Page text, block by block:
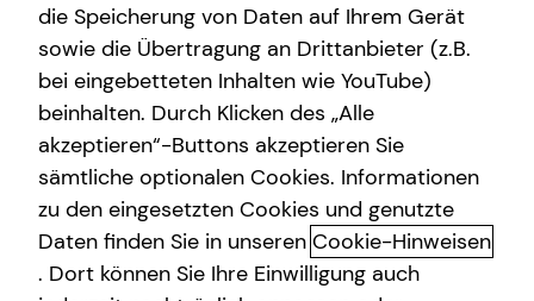
Gewerbliche Versicherungen
Arbeitskraftabsicherung
Kindervorsorge
Sach- und Vermögenssicherung
Expat
Betriebliche Altersvorsorge: Was
Sie als Arbeitgeber insbesondere
beachten sollten
Als Arbeitgeber sind Sie verpflichtet, im Rahmen der
die Speicherung von Daten auf Ihrem Gerät
sowie die Übertragung an Drittanbieter (z.B.
bei eingebetteten Inhalten wie YouTube)
beinhalten. Durch Klicken des „Alle
akzeptieren“-Buttons akzeptieren Sie
sämtliche optionalen Cookies. Informationen
zu den eingesetzten Cookies und genutzte
Daten finden Sie in unseren Cookie-Hinweisen
. Dort können Sie Ihre Einwilligung auch